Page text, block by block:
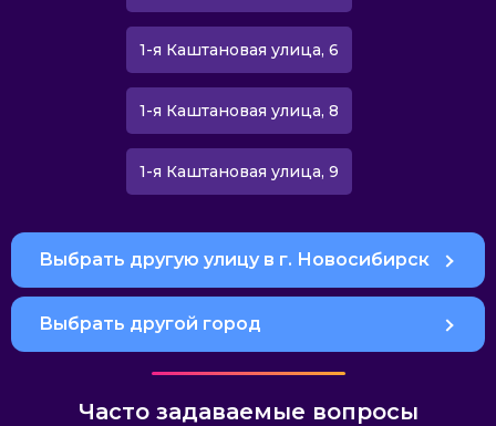
1-я Каштановая улица, 6
1-я Каштановая улица, 8
1-я Каштановая улица, 9
Выбрать другую улицу в г. Новосибирск
Выбрать другой город
Часто задаваемые вопросы